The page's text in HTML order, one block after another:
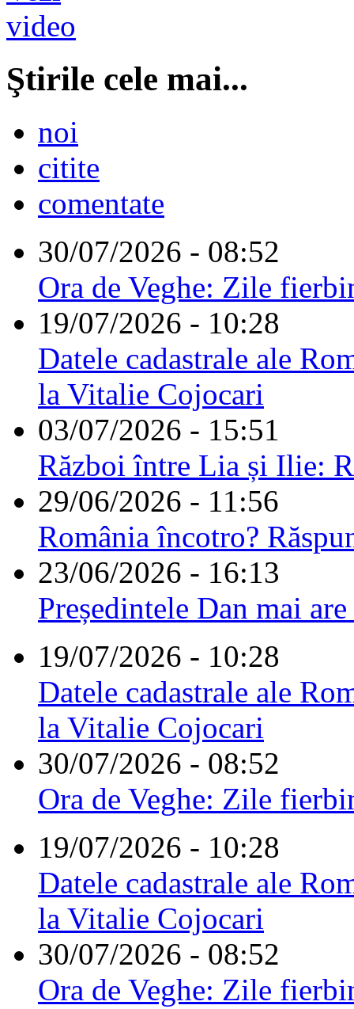
Ştirile cele mai...
noi
citite
comentate
30/07/2026 - 08:52
Ora de Veghe: Zile
19/07/2026 - 10:28
Datele cadastrale ale
la Vitalie Cojocari
03/07/2026 - 15:51
Război între Lia și Ilie:
29/06/2026 - 11:56
România încotro?
23/06/2026 - 16:13
Președintele Dan mai
19/07/2026 - 10:28
Datele cadastrale ale
la Vitalie Cojocari
30/07/2026 - 08:52
Ora de Veghe: Zile
19/07/2026 - 10:28
Datele cadastrale ale
la Vitalie Cojocari
30/07/2026 - 08:52
Ora de Veghe: Zile